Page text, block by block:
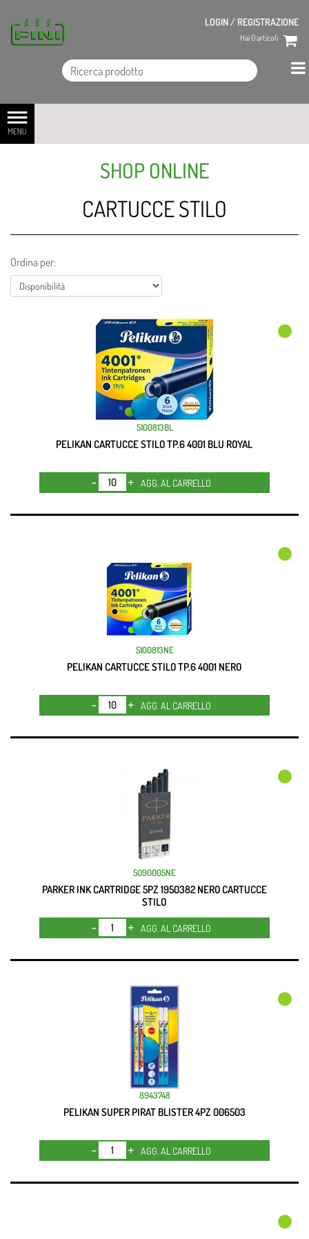
LOGIN / REGISTRAZIONE
Hai0articoli
SHOP ONLINE
CARTUCCE STILO
Ordina per:
5100813BL
PELIKAN CARTUCCE STILO TP.6 4001 BLU ROYAL
Quantità
AGG. AL CARRELLO
5100813NE
PELIKAN CARTUCCE STILO TP.6 4001 NERO
Quantità
AGG. AL CARRELLO
5090005NE
PARKER INK CARTRIDGE 5PZ 1950382 NERO CARTUCCE
STILO
Quantità
AGG. AL CARRELLO
8943748
PELIKAN SUPER PIRAT BLISTER 4PZ 006503
Quantità
AGG. AL CARRELLO